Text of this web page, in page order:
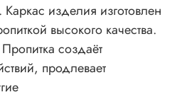
изделия изготовлен
высокого качества.
создаёт
продлевает